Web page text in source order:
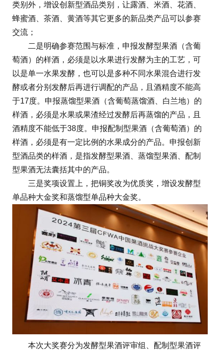
类别外，增设创新型酒品类别，让露酒、米酒、花酒、
蜂蜜酒、茶酒、黄酒等其它更多的新品类产品可以参赛
交流；
二是明确参赛范围与标准，申报发酵型果酒（含葡
萄酒）的样酒，必须是以水果进行发酵为主的工艺，可
以是单一水果发酵，也可以是多种不同水果混合进行发
酵或者分别发酵后再进行调配的产品，且酒精度不能高
于17度。申报蒸馏型果酒（含葡萄蒸馏酒、白兰地）的
样酒，必须是水果或果渣经过发酵后再蒸馏的产品，且
酒精度不能低于38度。申报配制型果酒（含葡萄酒）的
样酒，必须是有一定比例的水果成分的产品。申报创新
型酒品类的样酒，是指发酵型果酒、蒸馏型果酒、配制
型果酒无法囊括其中的产品。
三是奖项设置上，把铜奖改为优质奖，增设发酵型
单品种大金奖和蒸馏型单品种大金奖。
本次大奖赛分为发酵型果酒评审组、配制型果酒评